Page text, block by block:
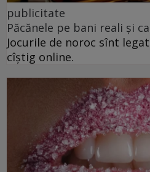
publicitate
Păcănele pe bani reali și
Jocurile de noroc sînt
cîștig online.